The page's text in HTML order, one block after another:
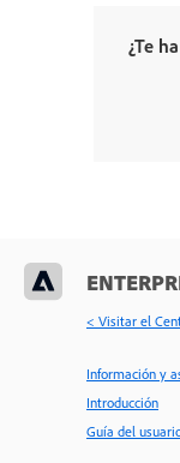
¿Te
< Visitar el
Información y
Introducción
Guía del